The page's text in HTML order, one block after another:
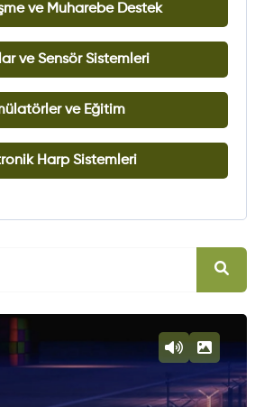
ve Muharebe Destek
ve Sensör Sistemleri
ve Eğitim
Harp Sistemleri